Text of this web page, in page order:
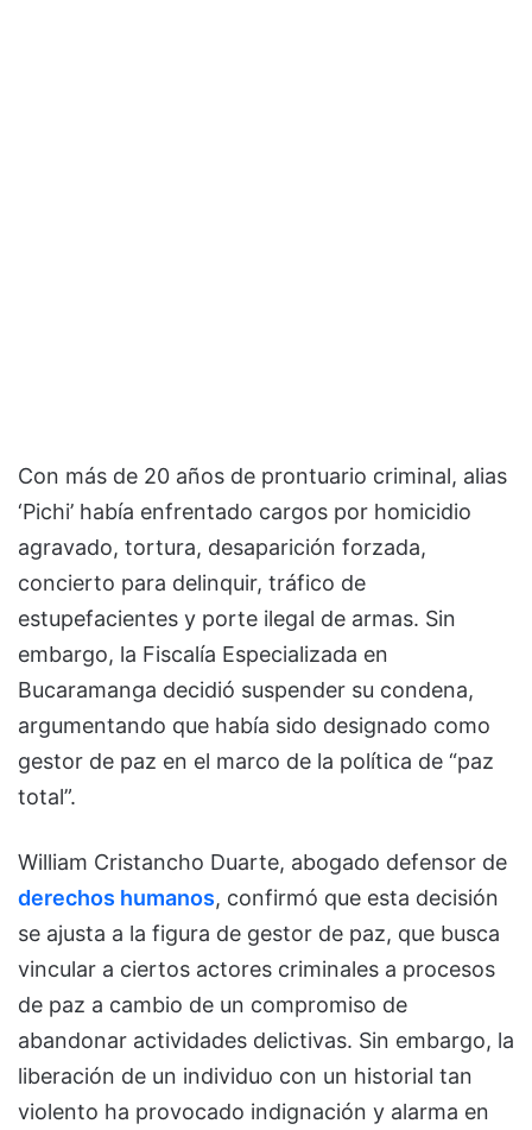
Con más de 20 años de prontuario criminal, alias
‘Pichi’ había enfrentado cargos por homicidio
agravado, tortura, desaparición forzada,
concierto para delinquir, tráfico de
estupefacientes y porte ilegal de armas. Sin
embargo, la Fiscalía Especializada en
Bucaramanga decidió suspender su condena,
argumentando que había sido designado como
gestor de paz en el marco de la política de “paz
total”.
William Cristancho Duarte, abogado defensor de
derechos humanos, confirmó que esta decisión
se ajusta a la figura de gestor de paz, que busca
vincular a ciertos actores criminales a procesos
de paz a cambio de un compromiso de
abandonar actividades delictivas. Sin embargo, la
liberación de un individuo con un historial tan
violento ha provocado indignación y alarma en